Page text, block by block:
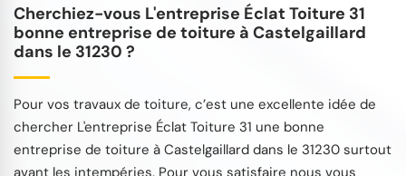
Cherchiez-vous L'entreprise Éclat Toiture 31
bonne entreprise de toiture à Castelgaillard
dans le 31230 ?
Pour vos travaux de toiture, c’est une excellente idée de
chercher L'entreprise Éclat Toiture 31 une bonne
entreprise de toiture à Castelgaillard dans le 31230 surtout
avant les intempéries. Pour vous satisfaire nous vous